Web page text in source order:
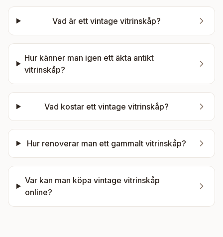
Vad är ett vintage vitrinskåp?
Hur känner man igen ett äkta antikt
vitrinskåp?
Vad kostar ett vintage vitrinskåp?
Hur renoverar man ett gammalt vitrinskåp?
Var kan man köpa vintage vitrinskåp
online?